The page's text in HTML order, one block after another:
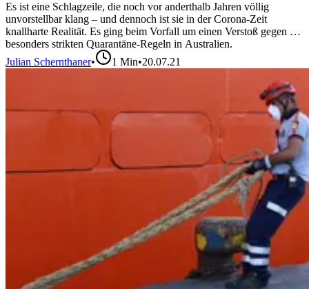
Es ist eine Schlagzeile, die noch vor anderthalb Jahren völlig
unvorstellbar klang – und dennoch ist sie in der Corona-Zeit
knallharte Realität. Es ging beim Vorfall um einen Verstoß gegen die
besonders strikten Quarantäne-Regeln in Australien.
Julian Schernthaner• 1 Min•20.07.21